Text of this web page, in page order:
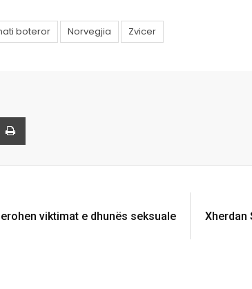
boteror Norvegjia Zvicer
viktimat e dhunës seksuale
Xherdan